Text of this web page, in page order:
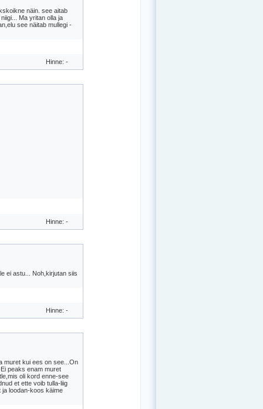
näin. see aitab
Ma yritan olla ja
see näitab mullegi -
Hinne: -
Hinne: -
ei astu... Noh,kirjutan siis
Hinne: -
muret kui ees on see...On
peaks enam muret
oli kord enne-see
et ette voib tulla-liig
loodan-koos käime